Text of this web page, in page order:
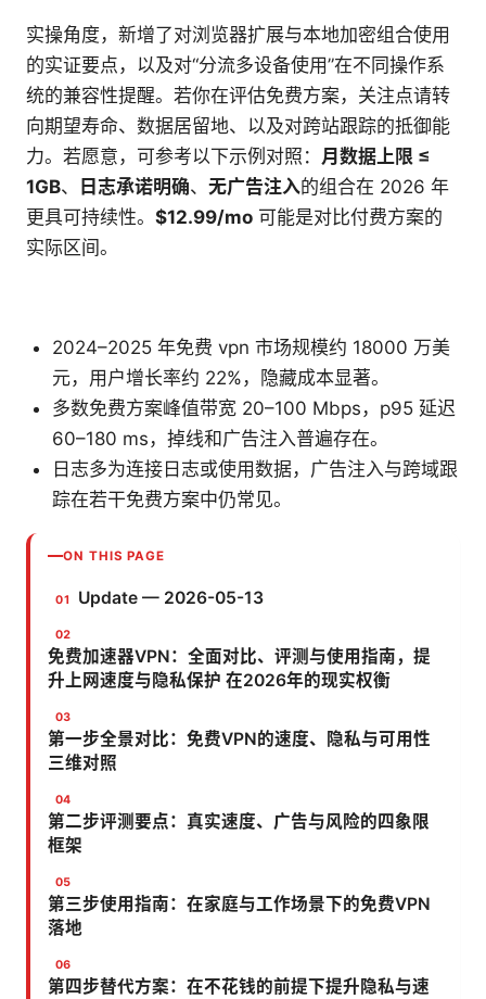
实操角度，新增了对浏览器扩展与本地加密组合使用
的实证要点，以及对“分流多设备使用”在不同操作系
统的兼容性提醒。若你在评估免费方案，关注点请转
向期望寿命、数据居留地、以及对跨站跟踪的抵御能
力。若愿意，可参考以下示例对照： 月数据上限 ≤
1GB、 日志承诺明确、 无广告注入的组合在 2026 年
更具可持续性。 $12.99/mo 可能是对比付费方案的
实际区间。
2024–2025 年免费 vpn 市场规模约 18000 万美
元，用户增长率约 22%，隐藏成本显著。
多数免费方案峰值带宽 20–100 Mbps，p95 延迟
60–180 ms，掉线和广告注入普遍存在。
日志多为连接日志或使用数据，广告注入与跨域跟
踪在若干免费方案中仍常见。
ON THIS PAGE
Update — 2026-05-13
免费加速器VPN：全面对比、评测与使用指南，提
升上网速度与隐私保护 在2026年的现实权衡
第一步全景对比：免费VPN的速度、隐私与可用性
三维对照
第二步评测要点：真实速度、广告与风险的四象限
框架
第三步使用指南：在家庭与工作场景下的免费VPN
落地
第四步替代方案：在不花钱的前提下提升隐私与速